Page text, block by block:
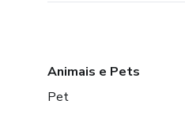
Animais e Pets
Pet